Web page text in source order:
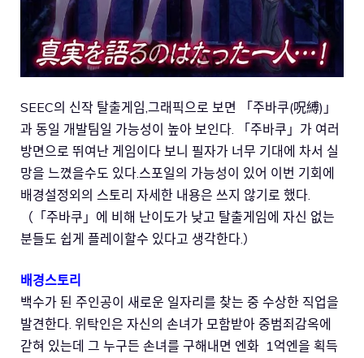
SEEC의 신작 탈출게임,그래픽으로 보면 「주바쿠(呪縛)」
과 동일 개발팀일 가능성이 높아 보인다. 「주바쿠」가 여러
방면으로 뛰여난 게임이다 보니 필자가 너무 기대에 차서 실
망을 느꼈을수도 있다.스포일의 가능성이 있어 이번 기회에
배경설정외의 스토리 자세한 내용은 쓰지 않기로 했다.
（「주바쿠」에 비해 난이도가 낮고 탈출게임에 자신 없는
분들도 쉽게 플레이할수 있다고 생각한다.）
배경스토리
백수가 된 주인공이 새로운 일자리를 찾는 중 수상한 직업을
발견한다. 위탁인은 자신의 손녀가 모함받아 중범죄감옥에
갇혀 있는데 그 누구든 손녀를 구해내면 엔화 1억엔을 획득